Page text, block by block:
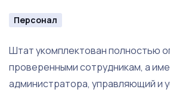
Личный опыт по ведению и развитию
Персонал
Штат укомплектован полностью
проверенными сотрудникам, а
администратора, управляющий и